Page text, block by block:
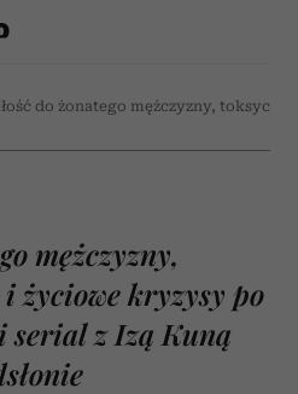
do żonatego mężczyzny,
mężczyzny,
życiowe kryzysy po
serial z Izą Kuną